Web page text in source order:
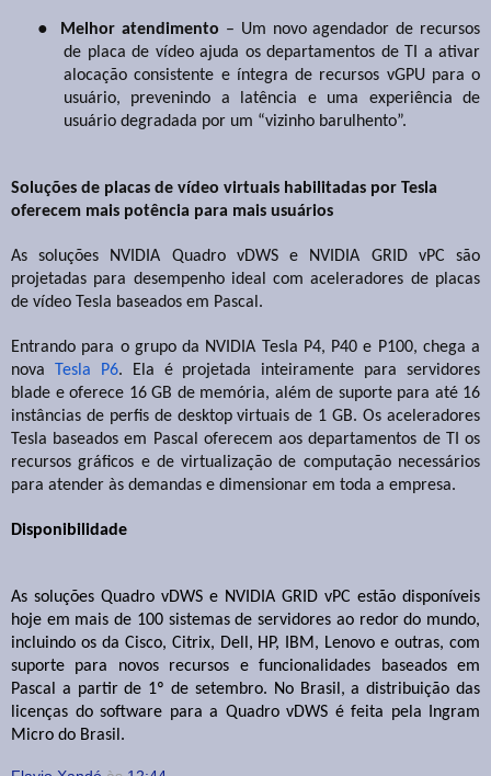
● Melhor atendimento – Um novo agendador de recursos
de placa de vídeo ajuda os departamentos de TI a ativar
alocação consistente e íntegra de recursos vGPU para o
usuário, prevenindo a latência e uma experiência de
usuário degradada por um “vizinho barulhento”.
Soluções de placas de vídeo virtuais habilitadas por Tesla
oferecem mais potência para mais usuários
As soluções NVIDIA Quadro vDWS e NVIDIA GRID vPC são
projetadas para desempenho ideal com aceleradores de placas
de vídeo Tesla baseados em Pascal.
Entrando para o grupo da NVIDIA Tesla P4, P40 e P100, chega a
nova
Tesla P6. Ela é projetada inteiramente para servidores
blade e oferece 16 GB de memória, além de suporte para até 16
instâncias de perfis de desktop virtuais de 1 GB. Os aceleradores
Tesla baseados em Pascal oferecem aos departamentos de TI os
recursos gráficos e de virtualização de computação necessários
para atender às demandas e dimensionar em toda a empresa.
Disponibilidade
As soluções Quadro vDWS e NVIDIA GRID vPC estão disponíveis
hoje em mais de 100 sistemas de servidores ao redor do mundo,
incluindo os da Cisco, Citrix, Dell, HP, IBM, Lenovo e outras, com
suporte para novos recursos e funcionalidades baseados em
Pascal a partir de 1º de setembro. No Brasil, a distribuição das
licenças do software para a Quadro vDWS é feita pela Ingram
Micro do Brasil.